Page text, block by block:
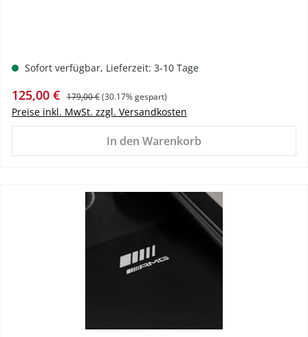
Sofort verfügbar, Lieferzeit: 3-10 Tage
Verkaufspreis:
125,00 € Regulärer Preis:
179,00 €(30.17% gespart)
Preise inkl. MwSt. zzgl. Versandkosten
In den Warenkorb